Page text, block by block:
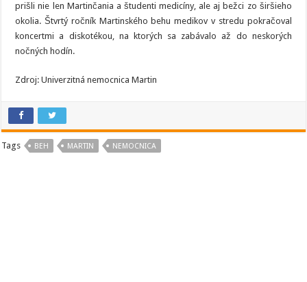
prišli nie len Martinčania a študenti medicíny, ale aj bežci zo širšieho
okolia. Štvrtý ročník Martinského behu medikov v stredu pokračoval
koncertmi a diskotékou, na ktorých sa zabávalo až do neskorých
nočných hodín.
Zdroj: Univerzitná nemocnica Martin
Tags BEH MARTIN NEMOCNICA